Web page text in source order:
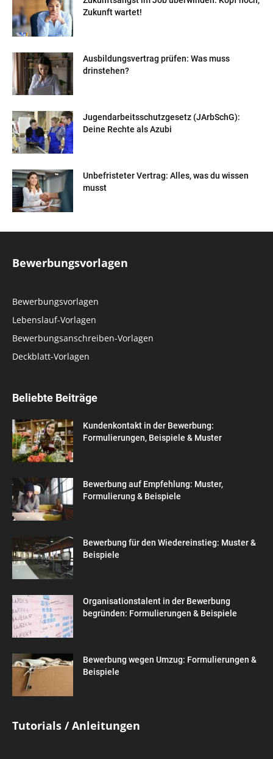
Zukunft wartet!
Ausbildungsvertrag prüfen: Was muss
drinstehen?
Jugendarbeitsschutzgesetz (JArbSchG):
Deine Rechte als Azubi
Unbefristeter Vertrag: Alles, was du wissen
musst
Bewerbungsvorlagen
Bewerbungsvorlagen
Lebenslauf-Vorlagen
Bewerbungsanschreiben-Vorlagen
Deckblatt-Vorlagen
Beliebte Beiträge
Kundenkontakt in der Bewerbung:
Formulierungen, Beispiele & Muster
Bewerbung auf Empfehlung: Muster,
Formulierung & Beispiele
Bewerbung für den Wiedereinstieg: Muster &
Beispiele
Organisationstalent in der Bewerbung
begründen: Formulierungen & Beispiele
Bewerbung wegen Umzug: Formulierungen &
Beispiele
Tutorials / Anleitungen